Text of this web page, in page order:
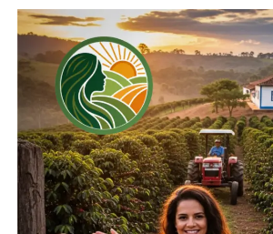
12,9% da área e 12,8% do VBP e
participam com 45,1% dos
e 59,9% respectivamente dos
em relação ao total do estado.
Compartilhe isso:
Facebook 18+